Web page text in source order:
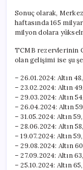
Sonuç olarak,
haftasında 165
milyon dolara
TCMB rezervlerinin
olan gelişimi ise şu
– 26.01.2024: Altın
– 23.02.2024: Altın
– 29.03.2024: Altın
– 26.04.2024: Altın
– 31.05.2024: Altın
– 28.06.2024: Altın
– 19.07.2024: Altın
– 29.08.2024: Altın
– 27.09.2024: Altın
– 25.10.2024: Altın